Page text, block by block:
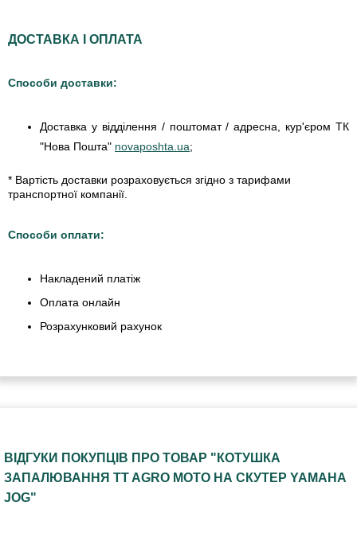
ДОСТАВКА І ОПЛАТА
Способи доставки:
Доставка у відділення / поштомат / адресна, кур'єром ТК
"Нова Пошта" novaposhta.ua;
* Вартість доставки розраховується згідно з тарифами
транспортної компанії.
Способи оплати:
Накладений платіж
Оплата онлайн
Розрахунковий рахунок
ВІДГУКИ ПОКУПЦІВ ПРО ТОВАР "КОТУШКА
ЗАПАЛЮВАННЯ TT AGRO MOTO НА СКУТЕР YAMAHA
JOG"